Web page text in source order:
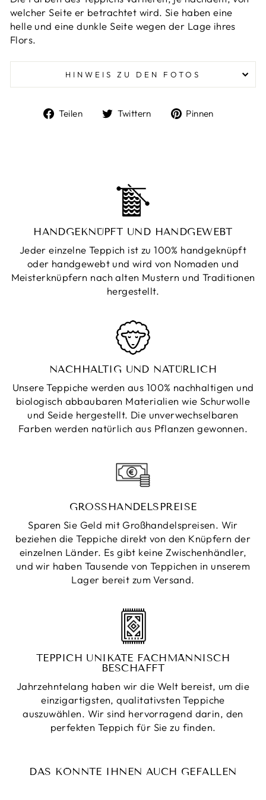
welcher Seite er betrachtet wird. Sie haben eine
helle und eine dunkle Seite wegen der Lage ihres
Flors.
HINWEIS ZU DEN FOTOS
Teilen
Auf
Twittern
Auf
Pinnen
HANDGEKNÜPFT UND HANDGEWEBT
Jeder einzelne Teppich ist zu 100% handgeknüpft
oder handgewebt und wird von Nomaden und
Meisterknüpfern nach alten Mustern und Traditionen
hergestellt.
NACHHALTIG UND NATÜRLICH
Unsere Teppiche werden aus 100% nachhaltigen und
biologisch abbaubaren Materialien wie Schurwolle
und Seide hergestellt. Die unverwechselbaren
Farben werden natürlich aus Pflanzen gewonnen.
GROSSHANDELSPREISE
Sparen Sie Geld mit Großhandelspreisen. Wir
beziehen die Teppiche direkt von den Knüpfern der
einzelnen Länder. Es gibt keine Zwischenhändler,
und wir haben Tausende von Teppichen in unserem
Lager bereit zum Versand.
TEPPICH UNIKATE FACHMÄNNISCH
BESCHAFFT
Jahrzehntelang haben wir die Welt bereist, um die
einzigartigsten, qualitativsten Teppiche
auszuwählen. Wir sind hervorragend darin, den
perfekten Teppich für Sie zu finden.
DAS KÖNNTE IHNEN AUCH GEFALLEN